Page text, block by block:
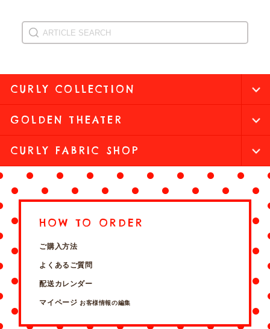
CURLY COLLECTION
GOLDEN THEATER
CURLY FABRIC SHOP
HOW TO ORDER
ご購入方法
よくあるご質問
配送カレンダー
マイページ お客様情報の編集